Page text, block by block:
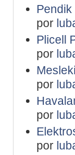
por
Plicell
por
por
por
por